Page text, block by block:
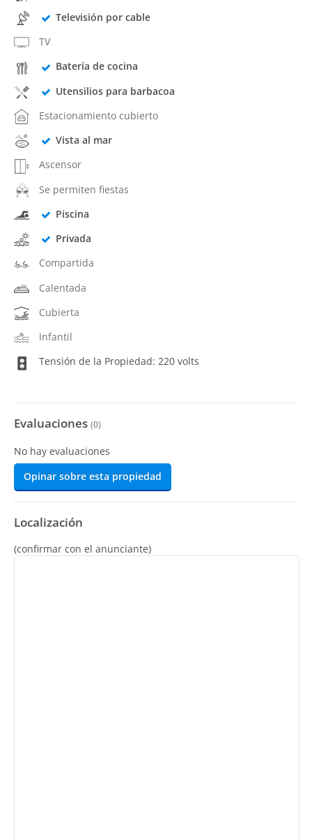
Televisión por cable
TV
Batería de cocina
Utensilios para barbacoa
Estacionamiento cubierto
Vista al mar
Ascensor
Se permiten fiestas
Piscina
Privada
Compartida
Calentada
Cubierta
Infantil
Tensión de la Propiedad: 220 volts
Evaluaciones (0)
No hay evaluaciones
Opinar sobre esta propiedad
Localización
(confirmar con el anunciante)